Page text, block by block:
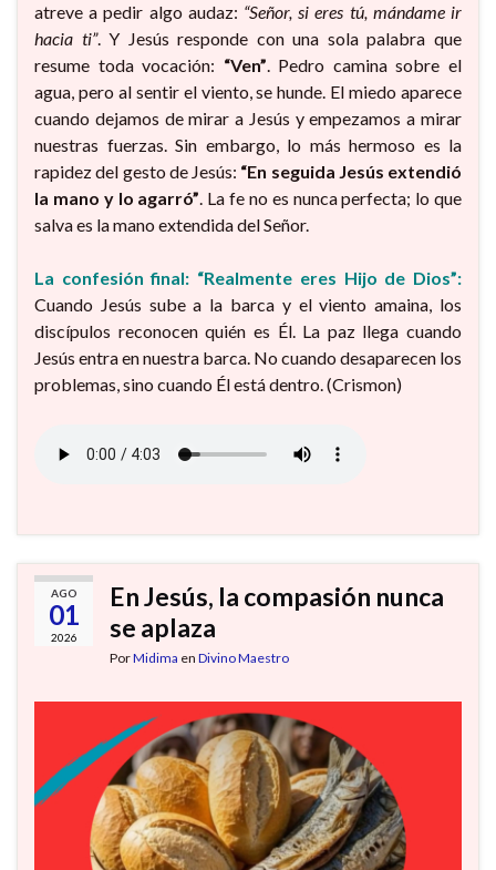
atreve a pedir algo audaz: “Señor, si eres tú, mándame ir
hacia ti”. Y Jesús responde con una sola palabra que
resume toda vocación: “Ven”. Pedro camina sobre el
agua, pero al sentir el viento, se hunde. El miedo aparece
cuando dejamos de mirar a Jesús y empezamos a mirar
nuestras fuerzas. Sin embargo, lo más hermoso es la
rapidez del gesto de Jesús: “En seguida Jesús extendió
la mano y lo agarró”. La fe no es nunca perfecta; lo que
salva es la mano extendida del Señor.
La confesión final: “Realmente eres Hijo de Dios”:
Cuando Jesús sube a la barca y el viento amaina, los
discípulos reconocen quién es Él. La paz llega cuando
Jesús entra en nuestra barca. No cuando desaparecen los
problemas, sino cuando Él está dentro. (Crismon)
AGO
01
2026
En Jesús, la compasión nunca
se aplaza
PorMidima en Divino Maestro